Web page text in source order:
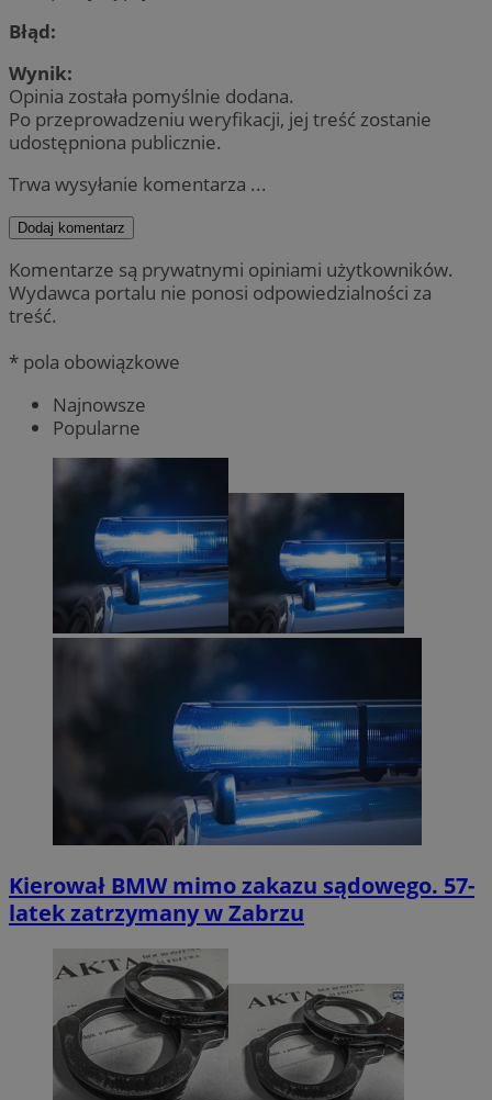
Błąd:
Wynik:
Opinia została pomyślnie dodana.
Po przeprowadzeniu weryfikacji, jej treść zostanie
udostępniona publicznie.
Trwa wysyłanie komentarza ...
Dodaj komentarz
Komentarze są prywatnymi opiniami użytkowników.
Wydawca portalu nie ponosi odpowiedzialności za
treść.
* pola obowiązkowe
Najnowsze
Popularne
Kierował BMW mimo zakazu sądowego. 57-
latek zatrzymany w Zabrzu